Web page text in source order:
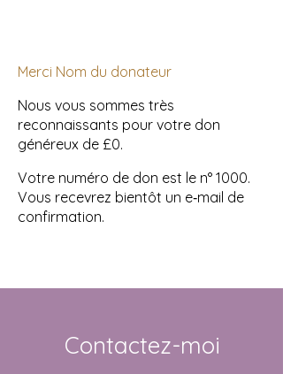
Merci Nom du donateur
Nous vous sommes très
reconnaissants pour votre don
généreux de £0.
Votre numéro de don est le n° 1000.
Vous recevrez bientôt un e‑mail de
confirmation.
Contactez-moi